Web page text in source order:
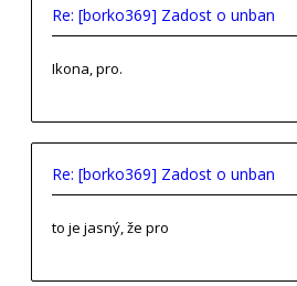
Re: [borko369] Zadost o unban
Ikona, pro.
Re: [borko369] Zadost o unban
to je jasný, že pro